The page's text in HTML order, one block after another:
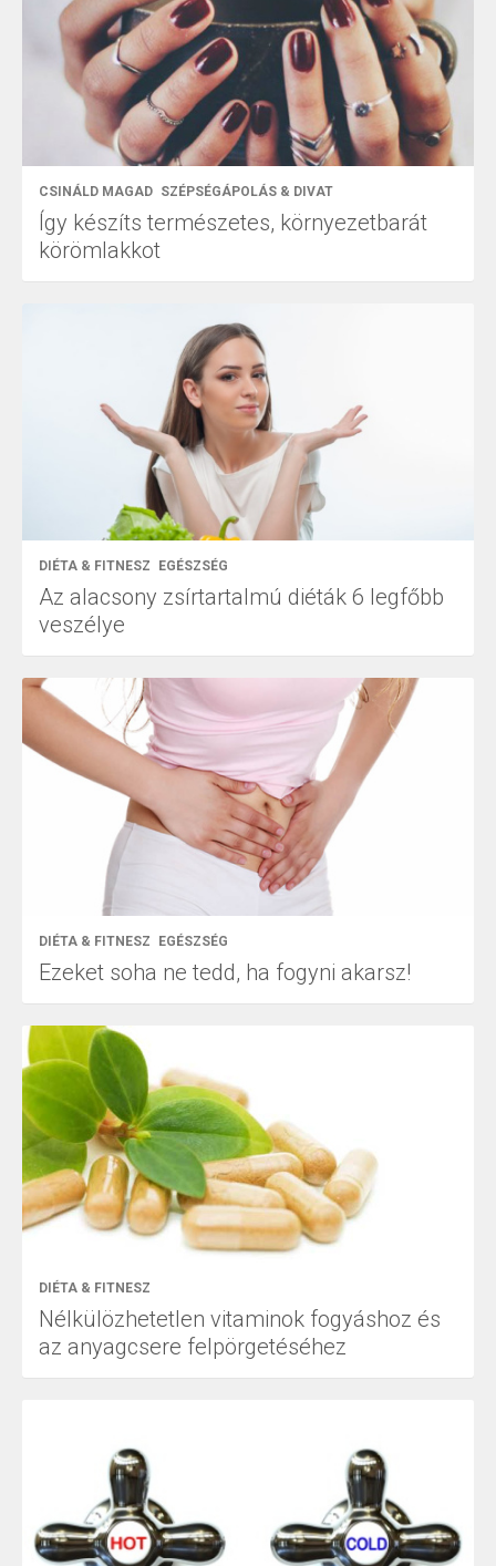
CSINÁLD MAGAD SZÉPSÉGÁPOLÁS & DIVAT
Így készíts természetes, környezetbarát
körömlakkot
DIÉTA & FITNESZ EGÉSZSÉG
Az alacsony zsírtartalmú diéták 6 legfőbb
veszélye
DIÉTA & FITNESZ EGÉSZSÉG
Ezeket soha ne tedd, ha fogyni akarsz!
DIÉTA & FITNESZ
Nélkülözhetetlen vitaminok fogyáshoz és
az anyagcsere felpörgetéséhez